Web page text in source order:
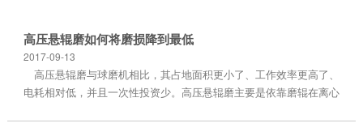
高压悬辊磨如何将磨损降到最低
2017-09-13
高压悬辊磨与球磨机相比，其占地面积更小了、工作效率更高了、
电耗相对低，并且一次性投资少。高压悬辊磨主要是依靠磨辊在离心